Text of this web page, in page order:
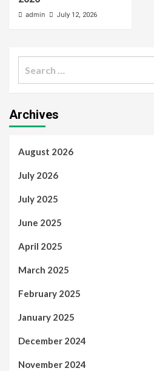
admin July 12, 2026
Archives
August 2026
July 2026
July 2025
June 2025
April 2025
March 2025
February 2025
January 2025
December 2024
November 2024